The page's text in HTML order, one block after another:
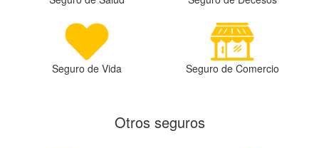
Seguro de Vida Seguro de Comercio
Otros seguros